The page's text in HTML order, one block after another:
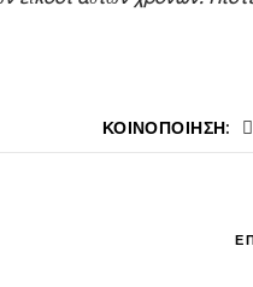
ΚΟΙΝΟΠΟΊΗΣΗ: